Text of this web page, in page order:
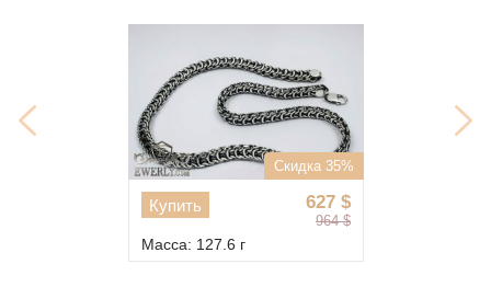
Скидка 35%
627 $
964 $
Купить
Масса: 127.6 г